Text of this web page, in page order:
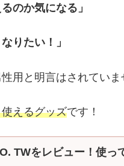
のか気になる」
りたい！」
用と明言はされていま
えるグッズです！
TWをレビュー！使っ